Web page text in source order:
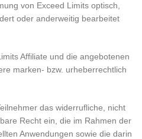
von Exceed Limits optisch,
oder anderweitig bearbeitet
Affiliate und die angebotenen
marken- bzw. urheberrechtlich
das widerrufliche, nicht
Recht ein, die im Rahmen der
Anwendungen sowie die darin